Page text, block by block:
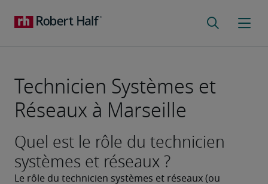
Technicien Systèmes et
Réseaux à Marseille
Quel est le rôle du technicien
systèmes et réseaux ?
Le rôle du technicien systèmes et réseaux (ou